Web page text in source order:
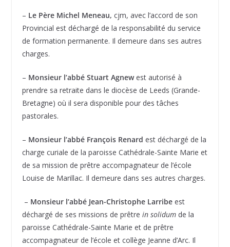
– Le Père Michel Meneau, cjm, avec l’accord de son
Provincial est déchargé de la responsabilité du service
de formation permanente. Il demeure dans ses autres
charges.
– Monsieur l’abbé Stuart Agnewest autorisé à
prendre sa retraite dans le diocèse de Leeds (Grande-
Bretagne) où il sera disponible pour des tâches
pastorales.
– Monsieur l’abbé François Renard est déchargé de la
charge curiale de la paroisse Cathédrale-Sainte Marie et
de sa mission de prêtre accompagnateur de l’école
Louise de Marillac. Il demeure dans ses autres charges.
– Monsieur l’abbé Jean-Christophe Larribeest
déchargé de ses missions de prêtre in solidumde la
paroisse Cathédrale-Sainte Marie et de prêtre
accompagnateur de l’école et collège Jeanne d’Arc. Il